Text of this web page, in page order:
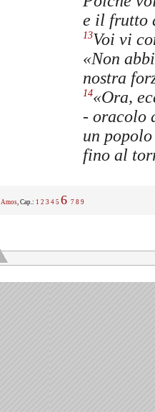
e il frutto
13Voi vi
«Non
nostra
14«Ora,
- oracolo
un
fino al
Amos, Cap.: 1 2 3 4 5 6 7 8 9